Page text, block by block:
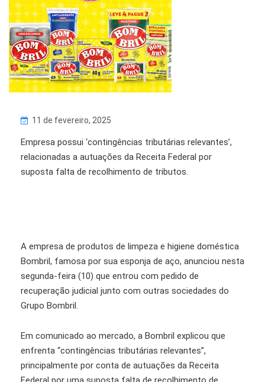
11 de fevereiro, 2025
Empresa possui ‘contingências tributárias relevantes’,
relacionadas a autuações da Receita Federal por
suposta falta de recolhimento de tributos.
A empresa de produtos de limpeza e higiene doméstica
Bombril, famosa por sua esponja de aço, anunciou nesta
segunda-feira (10) que entrou com pedido de
recuperação judicial junto com outras sociedades do
Grupo Bombril.
Em comunicado ao mercado, a Bombril explicou que
enfrenta “contingências tributárias relevantes”,
principalmente por conta de autuações da Receita